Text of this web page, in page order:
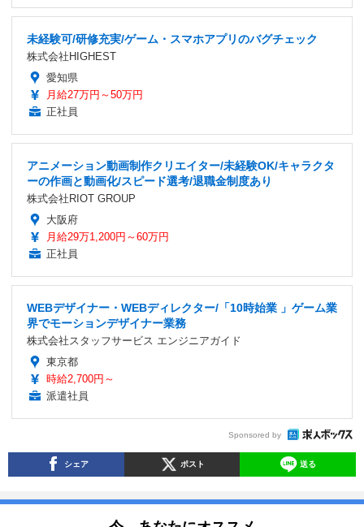
未経験可/研修充実/ゲーム・スマホアプリのバグチェック
株式会社HIGHEST
愛知県
月給27万円～50万円
正社員
アニメーション動画制作クリエイター/未経験OK/キャラクタ
ーの作画と動画化/スピード選考/退職金制度あり
株式会社RIOT GROUP
大阪府
月給29万1,200円～60万円
正社員
WEBデザイナー・WEBディレクター/「10時始業 」ゲーム業
界でモーションデザイナー業務
株式会社スタッフサービス エンジニアガイド
東京都
時給2,700円～
派遣社員
Sponsored by
シェア ポスト 送る